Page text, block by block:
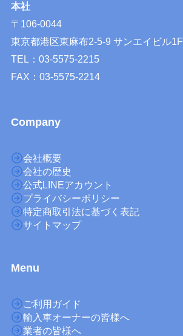
本社
〒106-0044
東京都港区東麻布2-5-9 サンエイビル1F
TEL：03-5575-2215
FAX：03-5575-2214
Company
会社概要
会社の歴史
公式LINEアカウント
プライバシーポリシー
特定商取引法に基づく表記
サイトマップ
Menu
ご利用ガイド
輸入車オーナーの皆様へ
業者の皆様へ